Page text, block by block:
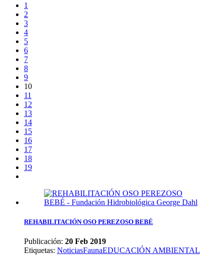
1
2
3
4
5
6
7
8
9
10
11
12
13
14
15
16
17
18
19
REHABILITACIÓN OSO PEREZOSO BEBÉ
Publicación: 20 Feb 2019
Etiquetas: NoticiasFaunaEDUCACIÓN AMBIENTAL